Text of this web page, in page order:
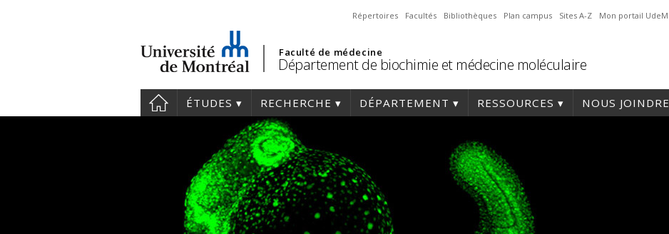
Répertoires Facultés Bibliothèques Plan campus Sites A-Z Mon portail UdeM
Faculté de médecine
Département de biochimie et médecine moléculaire
ÉTUDES RECHERCHE DÉPARTEMENT RESSOURCES NOUS JOINDRE